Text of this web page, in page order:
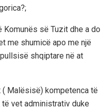
së Tuzit dhe a do
me shumicë apo me një
shqiptare në at
( Malësisë) kompetenca të
vet administrativ duke